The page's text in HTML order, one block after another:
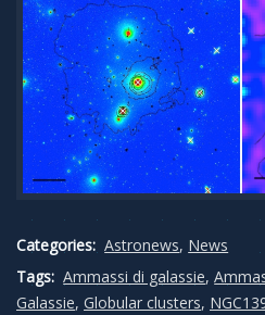
Categories: Astronews, News
Tags: Ammassi di galassie,
Galassie, Globular clusters,